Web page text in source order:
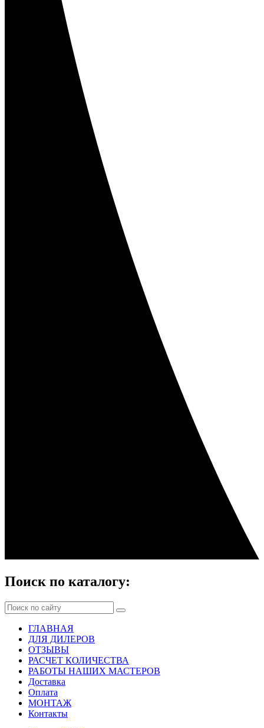
Поиск по каталогу:
ГЛАВНАЯ
ДЛЯ ДИЛЕРОВ
ОТЗЫВЫ
РАСЧЕТ КОЛИЧЕСТВА
РАБОТЫ НАШИХ МАСТЕРОВ
Доставка
Оплата
МОНТАЖ
Контакты